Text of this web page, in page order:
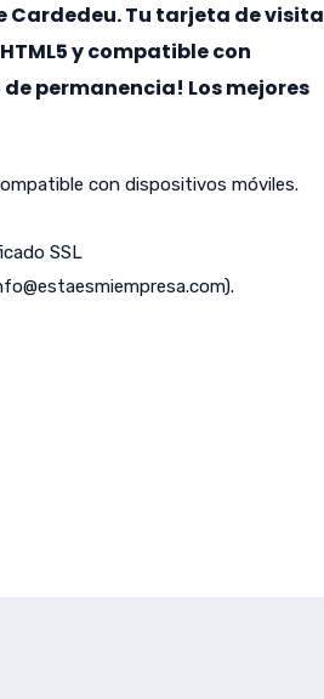
Cardedeu. Tu tarjeta de visita
y compatible con
permanencia! Los mejores
con dispositivos móviles.
SSL
).